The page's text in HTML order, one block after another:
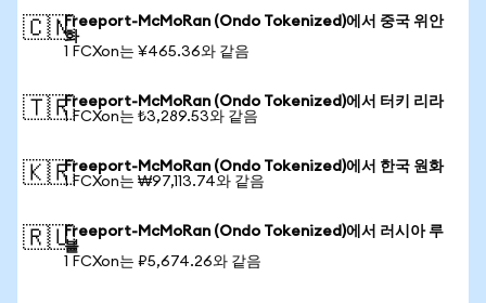
🇨🇳Freeport-McMoRan (Ondo Tokenized)에서 중국 위안
화
1 FCXon는 ¥465.36와 같음
🇹🇷Freeport-McMoRan (Ondo Tokenized)에서 터키 리라
1 FCXon는 ₺3,289.53와 같음
🇰🇷Freeport-McMoRan (Ondo Tokenized)에서 한국 원화
1 FCXon는 ₩97,113.74와 같음
🇷🇺Freeport-McMoRan (Ondo Tokenized)에서 러시아 루
블
1 FCXon는 ₽5,674.26와 같음